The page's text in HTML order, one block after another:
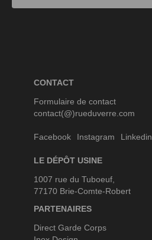
CONTACT
Formulaire de contact
contact(@)rueduverre.com
Facebook Instagram Linkedin
LE DÉPÔT USINE
1007 rue du Tuboeuf,
77170 Brie-Comte-Robert
PARTENAIRES
Direct Garde Corps